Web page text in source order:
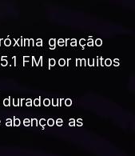
geração
FM por muitos
abençoe as